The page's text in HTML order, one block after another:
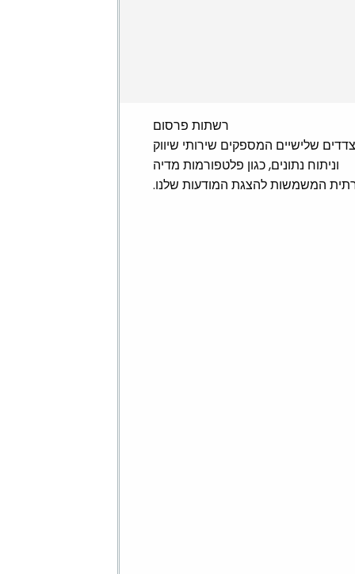
רשתות פרסום
צדדים שלישיים המספקים שירותי שיווק
וניתוח נתונים, כגון פלטפורמות מדיה
המשמשות להצגת המודעות שלנו.